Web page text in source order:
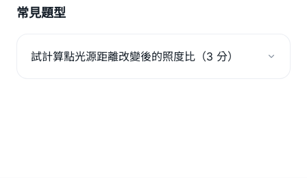
常見題型
試計算點光源距離改變後的照度比（3 分）